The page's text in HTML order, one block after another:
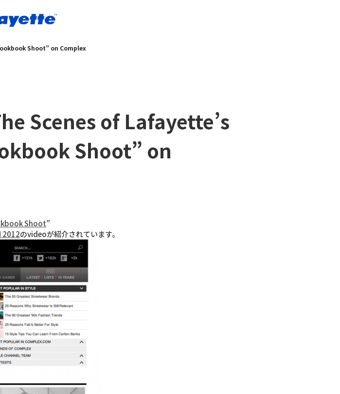
Shoot” on Complex
Scenes of Lafayette’s
Shoot” on
Shoot”
2012のvideoが紹介されています。